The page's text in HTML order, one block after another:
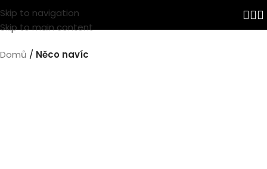
Skip to navigation
Skip to main content
Domů Něco navíc